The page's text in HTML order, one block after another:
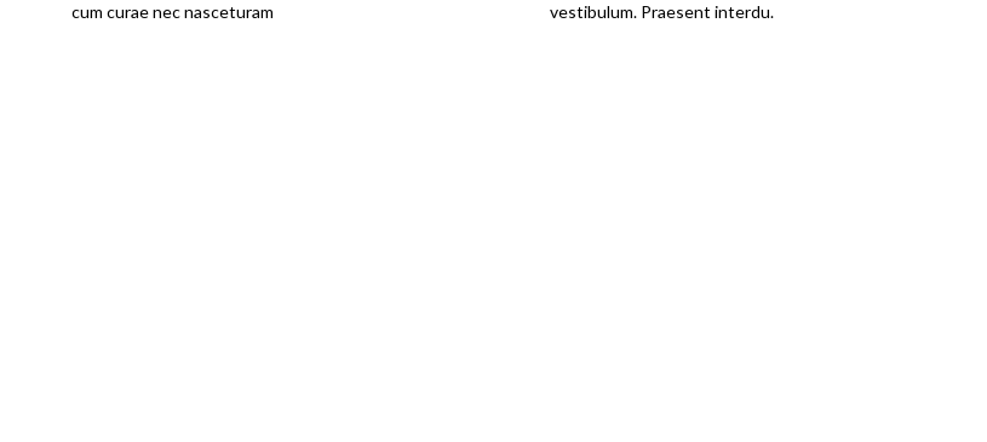
cum curae nec nasceturam
vestibulum. Praesent interdu.